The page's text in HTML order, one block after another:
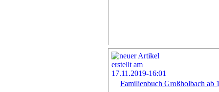
Familienbuch Großholbach ab